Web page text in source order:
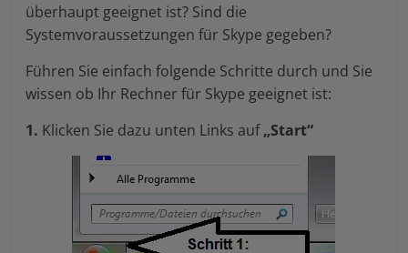
überhaupt geeignet ist? Sind die
Systemvoraussetzungen für Skype gegeben?
Führen Sie einfach folgende Schritte durch und Sie
wissen ob Ihr Rechner für Skype geeignet ist:
1. Klicken Sie dazu unten Links auf„Start“